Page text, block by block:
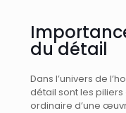
du détail
Dans l’univers de
détail sont les
ordinaire d’une